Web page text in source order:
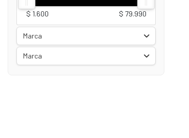
$ 1.600 $ 79.990
Marca
Marca